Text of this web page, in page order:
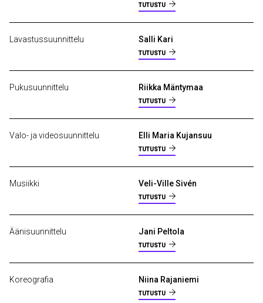
TUTUSTU
Lavastussuunnittelu Salli Kari
TUTUSTU
Pukusuunnittelu Riikka Mäntymaa
TUTUSTU
Valo- ja videosuunnittelu Elli Maria Kujansuu
TUTUSTU
Musiikki Veli-Ville Sivén
TUTUSTU
Äänisuunnittelu Jani Peltola
TUTUSTU
Koreografia Niina Rajaniemi
TUTUSTU